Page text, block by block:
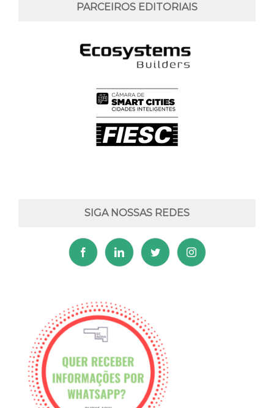
PARCEIROS EDITORIAIS
SIGA NOSSAS REDES